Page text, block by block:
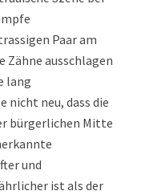
Paar am
Zähne ausschlagen
lang
nicht neu, dass die
bürgerlichen Mitte
und
ist als der